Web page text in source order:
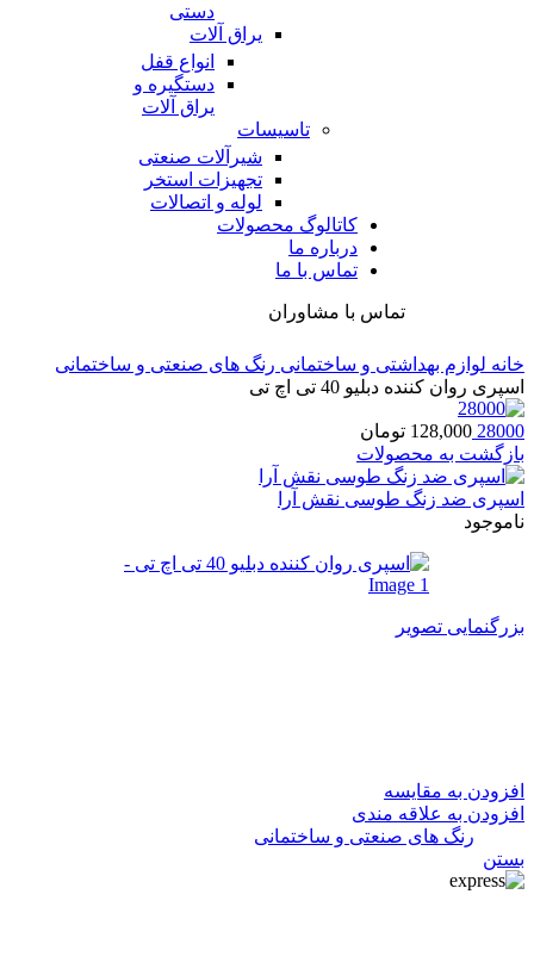
دستی
یراق آلات
انواع قفل
دستگیره و
یراق آلات
تاسیسات
شیرآلات صنعتی
تجهیزات استخر
لوله و اتصالات
کاتالوگ محصولات
درباره ما
تماس با ما
تماس با مشاوران
خانه لوازم بهداشتی و ساختمانی رنگ های صنعتی و ساختمانی
اسپری روان کننده دبلیو 40 تی اچ تی
28000
128,000 تومان
بازگشت به محصولات
اسپری ضد زنگ طوسی نقش آرا
ناموجود
بزرگنمایی تصویر
افزودن به مقایسه
افزودن به علاقه مندی
رنگ های صنعتی و ساختمانی
بستن